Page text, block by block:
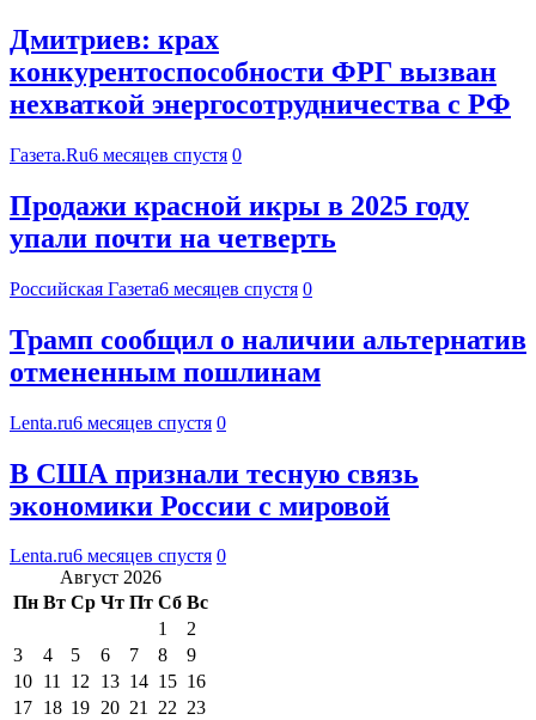
Дмитриев: крах
конкурентоспособности ФРГ вызван
нехваткой энергосотрудничества с РФ
Газета.Ru6 месяцев спустя 0
Продажи красной икры в 2025 году
упали почти на четверть
Российская Газета6 месяцев спустя 0
Трамп сообщил о наличии альтернатив
отмененным пошлинам
Lenta.ru6 месяцев спустя 0
В США признали тесную связь
экономики России с мировой
Lenta.ru6 месяцев спустя 0
Август 2026
Пн Вт Ср Чт Пт Сб Вс
1
2
3
4 5 6 7 8
9
10 11 12 13 14 15 16
17 18 19 20 21 22 23